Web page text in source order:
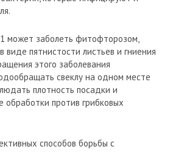
может заболеть фитофторозом,
виде пятнистости листьев и гниения
этого заболевания
свеклу на одном месте
плотность посадки и
обработки против грибковых
способов борьбы с